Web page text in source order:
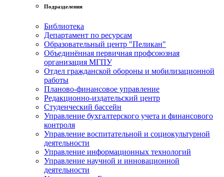
Подразделения
Библиотека
Департамент по ресурсам
Образовательный центр "Пеликан"
Объединённая первичная профсоюзная
организация МГПУ
Отдел гражданской обороны и мобилизационной
работы
Планово-финансовое управление
Редакционно-издательский центр
Студенческий бассейн
Управление бухгалтерского учета и финансового
контроля
Управление воспитательной и социокультурной
деятельности
Управление информационных технологий
Управление научной и инновационной
деятельности